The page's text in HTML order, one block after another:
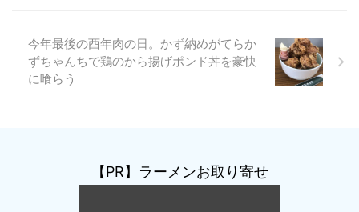
今年最後の酉年肉の日。かず納めがてらか
ずちゃんちで鶏のから揚げポンド丼を豪快
に喰らう
【PR】ラーメンお取り寄せ